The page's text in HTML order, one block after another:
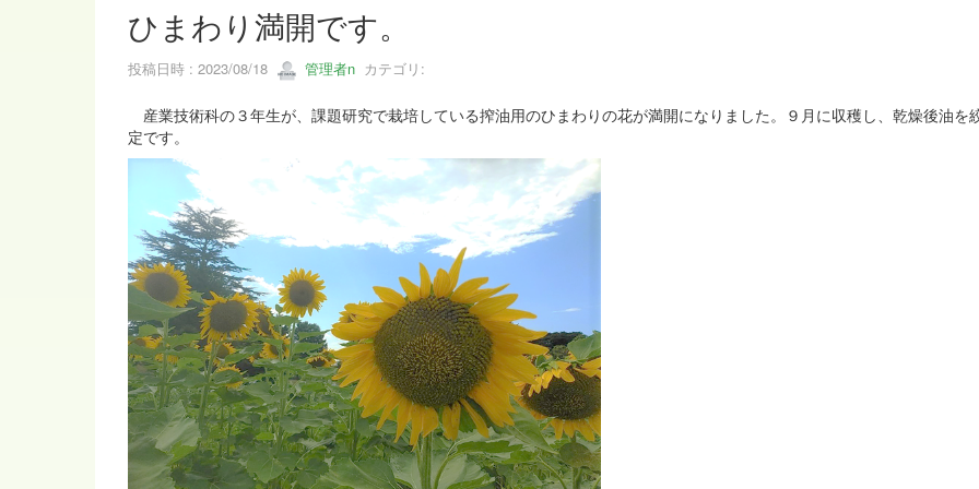
ひまわり満開です。
投稿日時 : 2023/08/18 管理者n カテゴリ:
産業技術科の３年生が、課題研究で栽培している搾油用のひまわりの花が満開になりました。９月に収穫し、乾燥後油を
定です。